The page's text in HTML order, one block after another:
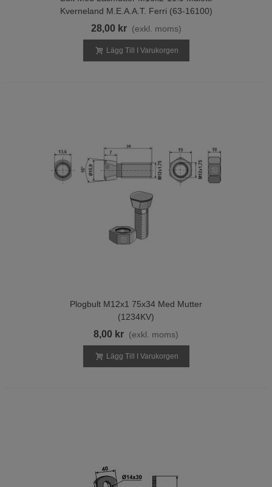
Kverneland M.E.A.A.T. Ferri (63-16100)
28,00 kr (exkl. moms)
Lägg Till I Varukorgen
Plogbult M12x1 75x34 Med Mutter
(1234KV)
8,00 kr (exkl. moms)
Lägg Till I Varukorgen